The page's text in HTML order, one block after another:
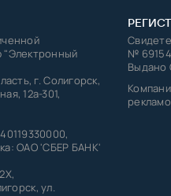
"Электронный
г. Солигорск,
12а-301,
ОАО 'СБЕР БАНК'
ул.
№
Выдано